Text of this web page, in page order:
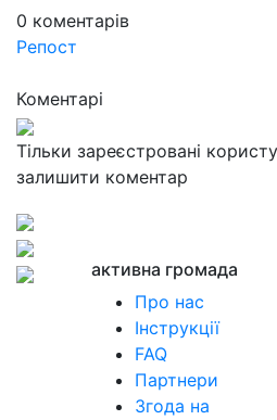
0 коментарів
Репост
Коментарі
Тільки зареєстровані
залишити коментар
активна громада
Про нас
Інструкції
FAQ
Партнери
Згода на